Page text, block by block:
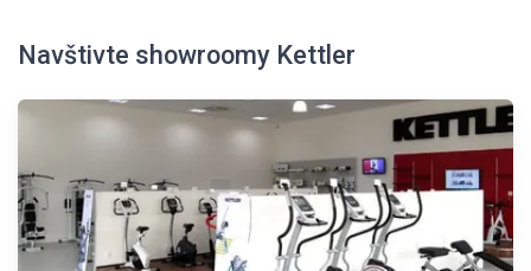
Navštivte showroomy Kettler